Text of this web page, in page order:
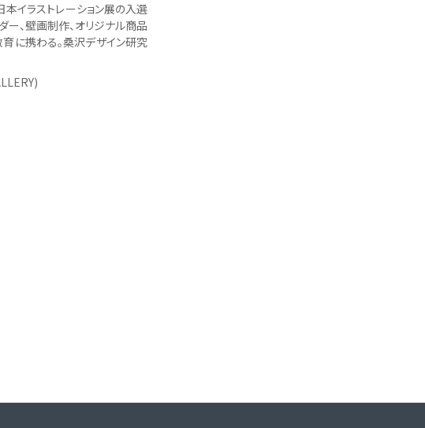
イラストレーション展の入選
ー、壁画制作、オリジナル商品
育に携わる。桑沢デザイン研究